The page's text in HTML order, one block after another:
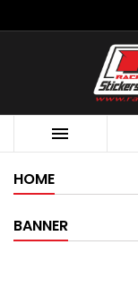

HOME
BANNER